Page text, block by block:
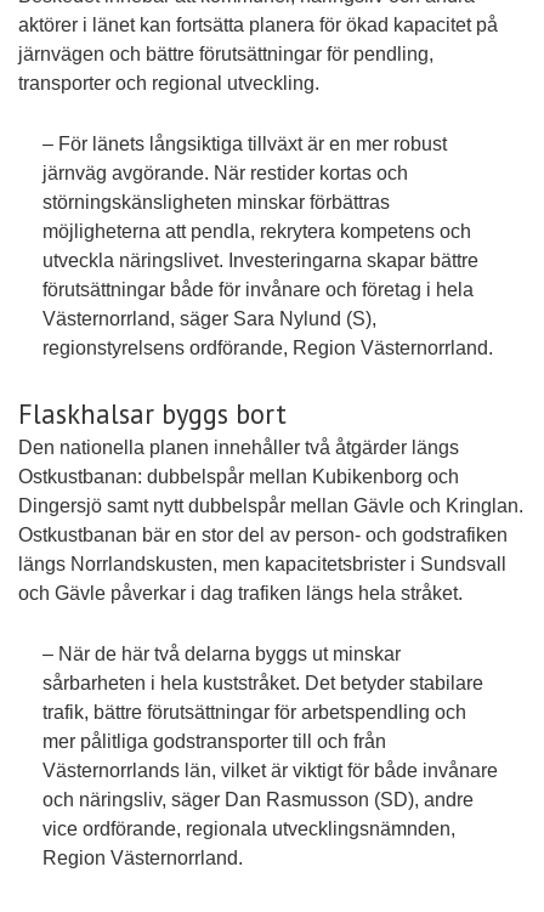
aktörer i länet kan fortsätta planera för ökad kapacitet på
järnvägen och bättre förutsättningar för pendling,
transporter och regional utveckling.
– För länets långsiktiga tillväxt är en mer robust
järnväg avgörande. När restider kortas och
störningskänsligheten minskar förbättras
möjligheterna att pendla, rekrytera kompetens och
utveckla näringslivet. Investeringarna skapar bättre
förutsättningar både för invånare och företag i hela
Västernorrland, säger Sara Nylund (S),
regionstyrelsens ordförande, Region Västernorrland.
Flaskhalsar byggs bort
Den nationella planen innehåller två åtgärder längs
Ostkustbanan: dubbelspår mellan Kubikenborg och
Dingersjö samt nytt dubbelspår mellan Gävle och Kringlan.
Ostkustbanan bär en stor del av person- och godstrafiken
längs Norrlandskusten, men kapacitetsbrister i Sundsvall
och Gävle påverkar i dag trafiken längs hela stråket.
– När de här två delarna byggs ut minskar
sårbarheten i hela kuststråket. Det betyder stabilare
trafik, bättre förutsättningar för arbetspendling och
mer pålitliga godstransporter till och från
Västernorrlands län, vilket är viktigt för både invånare
och näringsliv, säger Dan Rasmusson (SD), andre
vice ordförande, regionala utvecklingsnämnden,
Region Västernorrland.